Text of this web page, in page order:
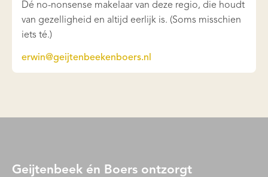
Dé no-nonsense makelaar van deze regio, die houdt
van gezelligheid en altijd eerlijk is. (Soms misschien
iets té.)
erwin@geijtenbeekenboers.nl
Geijtenbeek én Boers ontzorgt